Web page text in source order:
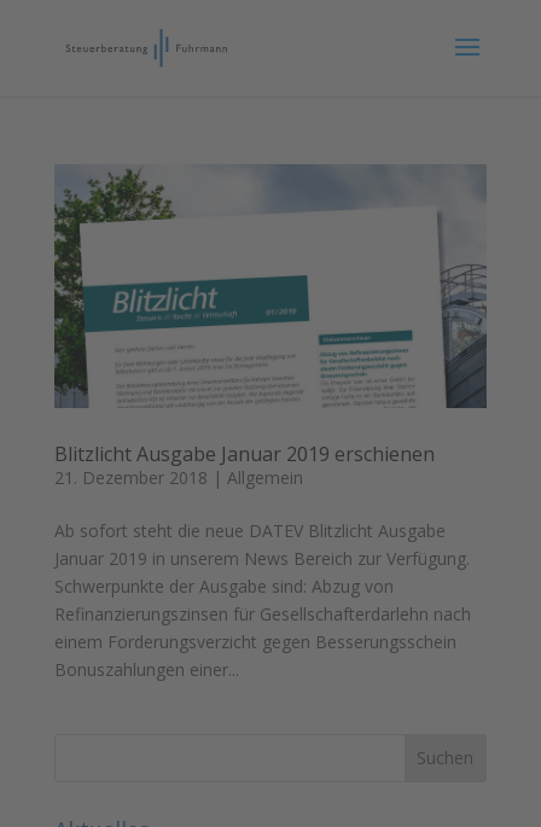
Blitzlicht Ausgabe Januar 2019 erschienen
21. Dezember 2018 | Allgemein
Ab sofort steht die neue DATEV Blitzlicht Ausgabe
Januar 2019 in unserem News Bereich zur Verfügung.
Schwerpunkte der Ausgabe sind: Abzug von
Refinanzierungszinsen für Gesellschafterdarlehn nach
einem Forderungsverzicht gegen Besserungsschein
Bonuszahlungen einer...